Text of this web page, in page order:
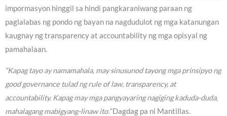
impormasyon hinggil sa hindi pangkaraniwang paraan ng
paglalabas ng pondo ng bayan na nagdudulot ng mga katanungan
kaugnay ng transparency at accountability ng mga opisyal ng
pamahalaan.
“Kapag tayo ay namamahala, may sinusunod tayong mga prinsipyo ng
good governance tulad ng rule of law, transparency, at
accountability. Kapag may mga pangyayaring nagiging kaduda-duda,
mahalagang mabigyang-linaw ito.”Dagdag pa ni Mantillas.